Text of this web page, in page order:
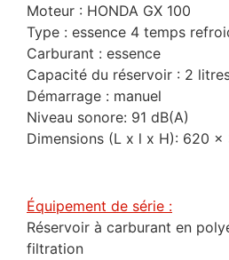
Moteur : HONDA GX 100
Type : essence 4 temps
Carburant : essence
Capacité du réservoir : 2
Démarrage : manuel
Niveau sonore: 91 dB(A)
Dimensions (L x l x H): 620 x
Équipement de série :
Réservoir à carburant en
filtration